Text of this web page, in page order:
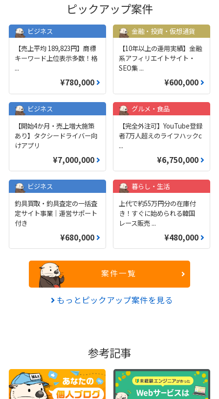
ピックアップ案件
ビジネス
【売上平均 189,823円】商標
キーワード上位表示多数！格
...
¥780,000
金融・投資・仮想通貨
【10年以上の運用実績】金融
系アフィリエイトサイト・
SEO集 ...
¥600,000
ビジネス
【開始4か月・売上増大施策
あり】タクシードライバー向
けアプリ
¥7,000,000
グルメ・食品
【完全外注可】YouTube登録
者7万人超えのライフハックc
...
¥6,750,000
ビジネス
釣具買取・釣具査定の一括査
定サイト事業｜運営サポート
付き
¥680,000
暮らし・生活
上代で約55万円分の在庫付
き！すぐに始められる韓国
レース販売 ...
¥480,000
案件一覧
もっとピックアップ案件を見る
参考記事